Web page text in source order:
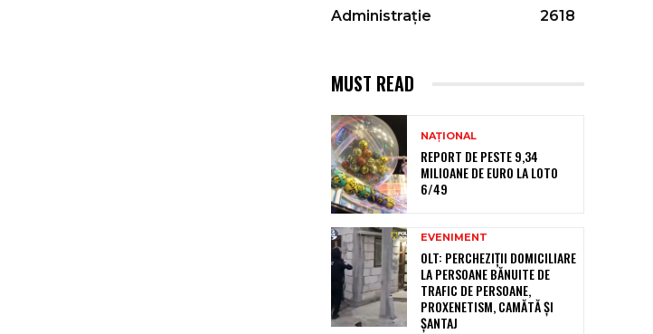
Administrație
2618
MUST READ
NAȚIONAL
REPORT DE PESTE 9,34
MILIOANE DE EURO LA LOTO
6/49
EVENIMENT
OLT: PERCHEZIŢII DOMICILIARE
LA PERSOANE BĂNUITE DE
TRAFIC DE PERSOANE,
PROXENETISM, CAMĂTĂ ŞI
ŞANTAJ